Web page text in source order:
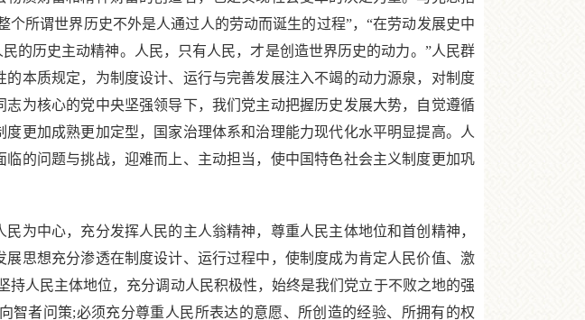
所谓世界历史不外是人通过人的劳动而诞生的过程”，“在劳动发展史中
的历史主动精神。人民，只有人民，才是创造世界历史的动力。”人民群
本质规定，为制度设计、运行与完善发展注入不竭的动力源泉，对制度
为核心的党中央坚强领导下，我们党主动把握历史发展大势，自觉遵循
更加成熟更加定型，国家治理体系和治理能力现代化水平明显提高。人
的问题与挑战，迎难而上、主动担当，使中国特色社会主义制度更加巩
中心，充分发挥人民的主人翁精神，尊重人民主体地位和首创精神，
思想充分渗透在制度设计、运行过程中，使制度成为肯定人民价值、激
人民主体地位，充分调动人民积极性，始终是我们党立于不败之地的强
者问策;必须充分尊重人民所表达的意愿、所创造的经验、所拥有的权